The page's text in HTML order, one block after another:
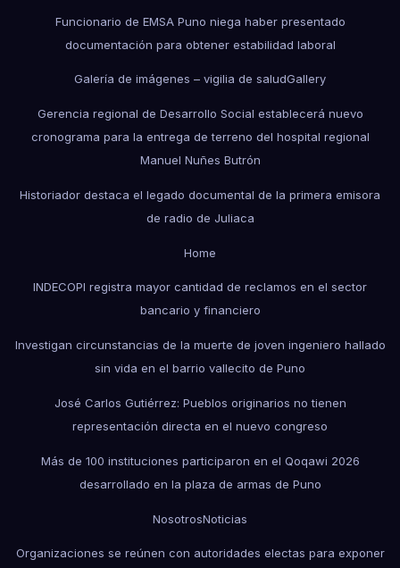
Funcionario de EMSA Puno niega haber presentado
documentación para obtener estabilidad laboral
Galería de imágenes – vigilia de saludGallery
Gerencia regional de Desarrollo Social establecerá nuevo
cronograma para la entrega de terreno del hospital regional
Manuel Nuñes Butrón
Historiador destaca el legado documental de la primera emisora
de radio de Juliaca
Home
INDECOPI registra mayor cantidad de reclamos en el sector
bancario y financiero
Investigan circunstancias de la muerte de joven ingeniero hallado
sin vida en el barrio vallecito de Puno
José Carlos Gutiérrez: Pueblos originarios no tienen
representación directa en el nuevo congreso
Más de 100 instituciones participaron en el Qoqawi 2026
desarrollado en la plaza de armas de Puno
NosotrosNoticias
Organizaciones se reúnen con autoridades electas para exponer